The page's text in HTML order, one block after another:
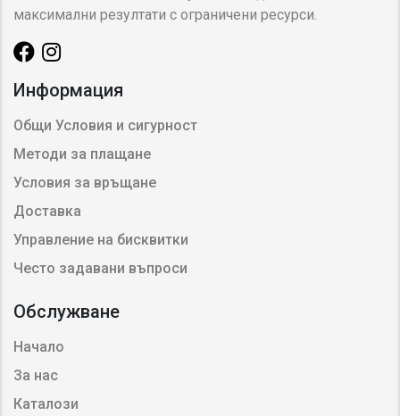
максимални резултати с ограничени ресурси.
Информация
Общи Условия и сигурност
Методи за плащане
Условия за връщане
Доставка
Управление на бисквитки
Често задавани въпроси
Обслужване
Начало
За нас
Каталози